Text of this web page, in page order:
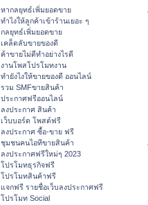
หากลยุทธ์เพิ่มยอดขาย
ทําไงให้ลูกค้าเข้าร้านเยอะ ๆ
กลยุทธ์เพิ่มยอดขาย
เคล็ดลับขายของดี
ค้าขายไม่ดีทำอย่างไรดี
งานโพสโปรโมทงาน
ทํายังไงให้ขายของดี ออนไลน์
รวม SMFขายสินค้า
ประกาศฟรีออนไลน์
ลงประกาศ สินค้า
เว็บบอร์ด โพสต์ฟรี
ลงประกาศ ซื้อ-ขาย ฟรี
ชุมชนคนไอทีขายสินค้า
ลงประกาศฟรีใหม่ๆ 2023
โปรโมทธุรกิจฟรี
โปรโมทสินค้าฟรี
แจกฟรี รายชื่อเว็บลงประกาศฟรี
โปรโมท Social